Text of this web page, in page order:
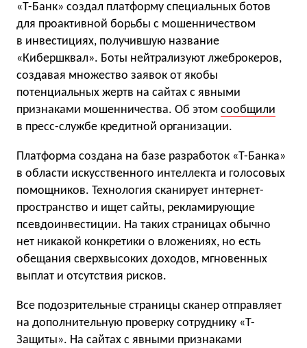
«Т-Банк» создал платформу специальных ботов
для проактивной борьбы с мошенничеством
в инвестициях, получившую название
«Кибершквал». Боты нейтрализуют лжеброкеров,
создавая множество заявок от якобы
потенциальных жертв на сайтах с явными
признаками мошенничества. Об этом сообщили
в пресс-службе кредитной организации.
Платформа создана на базе разработок «Т-Банка»
в области искусственного интеллекта и голосовых
помощников. Технология сканирует интернет-
пространство и ищет сайты, рекламирующие
псевдоинвестиции. На таких страницах обычно
нет никакой конкретики о вложениях, но есть
обещания сверхвысоких доходов, мгновенных
выплат и отсутствия рисков.
Все подозрительные страницы сканер отправляет
на дополнительную проверку сотруднику «Т-
Защиты». На сайтах с явными признаками